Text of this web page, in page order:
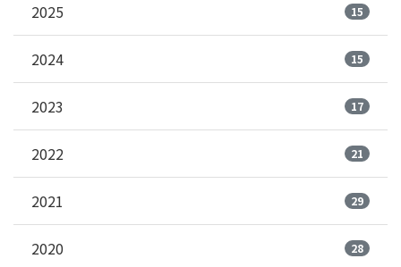
2025 15
2024 15
2023 17
2022 21
2021 29
2020 28